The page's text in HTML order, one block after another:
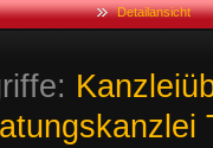
Detailansicht